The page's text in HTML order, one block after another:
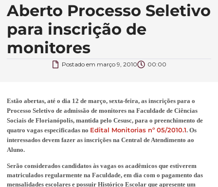
Aberto Processo Seletivo
para inscrição de
monitores
Postado em março 9, 2010 00:00
Estão abertas, até o dia 12 de março, sexta-feira, as inscrições para o
Processo Seletivo de admissão de monitores na Faculdade de Ciências
Sociais de Florianópolis, mantida pelo Cesusc, para o preenchimento de
quatro vagas especificadas no Edital Monitorias nº 05/2010.1. Os
interessados devem fazer as inscrições na Central de Atendimento ao
Aluno.
Serão considerados candidatos às vagas os acadêmicos que estiverem
matriculados regularmente na Faculdade, em dia com o pagamento das
mensalidades escolares e possuir Histórico Escolar que apresente um